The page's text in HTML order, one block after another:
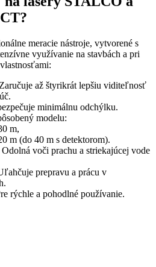
meracie nástroje, vytvorené s
využívanie na stavbách a pri
Zaručuje až štyrikrát lepšiu viditeľnosť
minimálnu odchýlku.
modelu:
m,
m (do 40 m s detektorom).
Odolná voči prachu a striekajúcej vode
prepravu a prácu v
rýchle a pohodlné používanie.